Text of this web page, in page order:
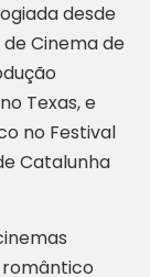
desde
Cinema de
Texas, e
no Festival
Catalunha
romântico